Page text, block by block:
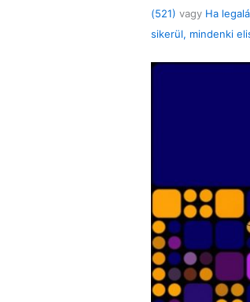
(521) vagy Ha
sikerül, mindenki